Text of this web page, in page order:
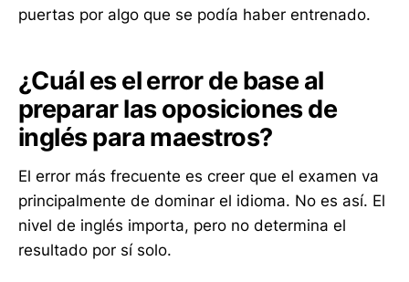
puertas por algo que se podía haber entrenado.
¿Cuál es el error de base al
preparar las oposiciones de
inglés para maestros?
El error más frecuente es creer que el examen va
principalmente de dominar el idioma. No es así. El
nivel de inglés importa, pero no determina el
resultado por sí solo.